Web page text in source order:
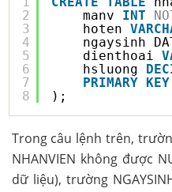
2
3
4
5
6
7
8
manv INT
hoten
ngaysinh
dienthoai
hsluong
PRIMARY
KEY
);
Trong câu lệnh trên,
NHANVIEN không được
dữ liệu), trường